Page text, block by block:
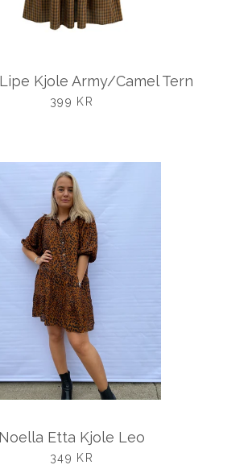
Kjole Army/Camel Tern
UDSALGSPRIS
399 KR
Noella Etta Kjole Leo
UDSALGSPRIS
349 KR